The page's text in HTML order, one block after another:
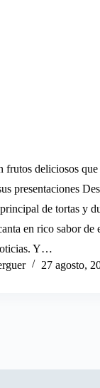
frutos deliciosos que
presentaciones
de tortas y
en rico sabor de
Y…
27 agosto,